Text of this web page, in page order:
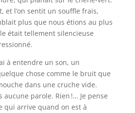
et l’on sentit un souffle frais,
plus que nous étions au plus
était tellement silencieuse
à entendre un son, un
chose comme le bruit que
dans une cruche vide.
aucune parole. Rien !… Je pense
qui arrive quand on est à